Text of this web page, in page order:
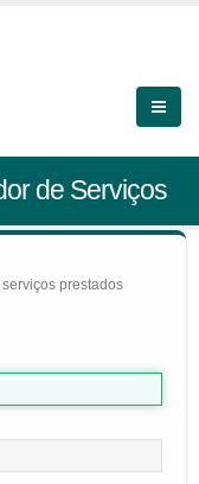
de Serviços
prestados